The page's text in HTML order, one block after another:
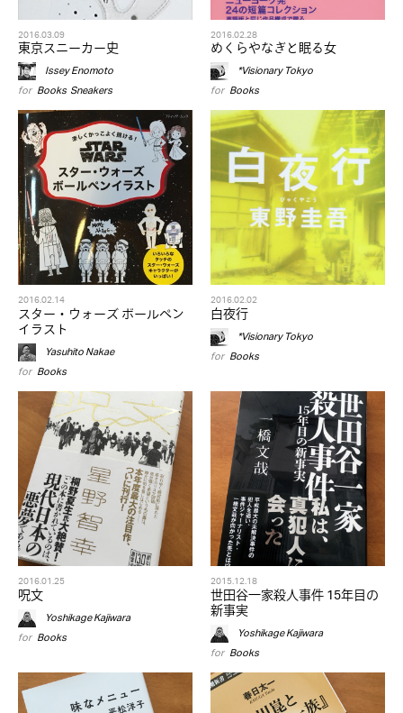
2016.03.09
東京スニーカー史
Issey Enomoto
for Books,Sneakers
2016.02.28
めくらやなぎと眠る女
*Visionary Tokyo
for Books
2016.02.14
スター・ウォーズ ボールペン
イラスト
Yasuhito Nakae
for Books
2016.02.02
白夜行
*Visionary Tokyo
for Books
2016.01.25
呪文
Yoshikage Kajiwara
for Books
2015.12.18
世田谷一家殺人事件 15年目の
新事実
Yoshikage Kajiwara
for Books